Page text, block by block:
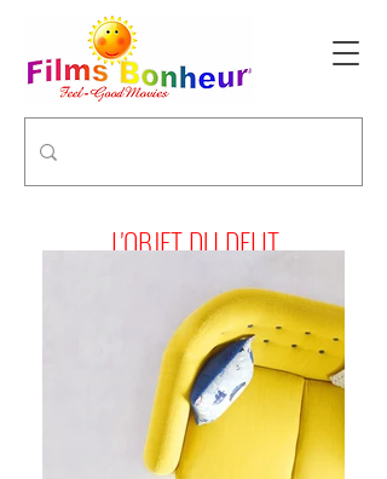
L'OBJET DU DELIT